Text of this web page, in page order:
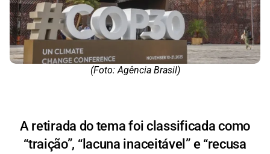
(Foto: Agência Brasil)
A retirada do tema foi classificada como
“traição”, “lacuna inaceitável” e “recusa